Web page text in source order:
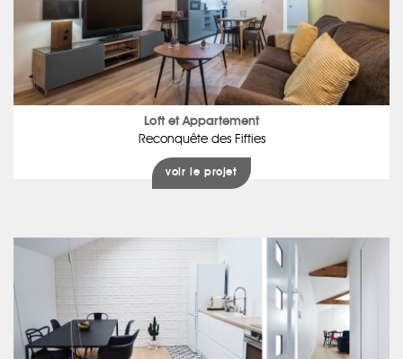
Loft et Appartement
Reconquête des Fifties
voir le projet